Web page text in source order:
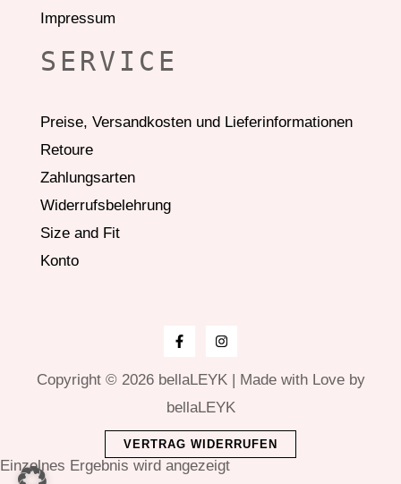
Einzelnes Ergebnis wird angezeigt
Impressum
SERVICE
Preise, Versandkosten und Lieferinformationen
Retoure
Zahlungsarten
Widerrufsbelehrung
Size and Fit
Konto
Copyright © 2026 bellaLEYK | Made with Love by
bellaLEYK
VERTRAG WIDERRUFEN